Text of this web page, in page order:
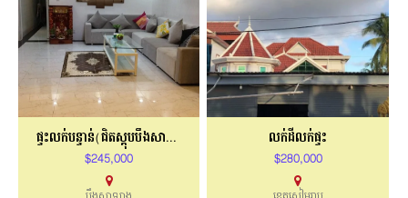
ផ្ទះលក់បន្ទាន់(ជិតស្តុបបឹងសាឡាង)
$245,000
លក់ដីលក់ផ្ទះ
$280,000